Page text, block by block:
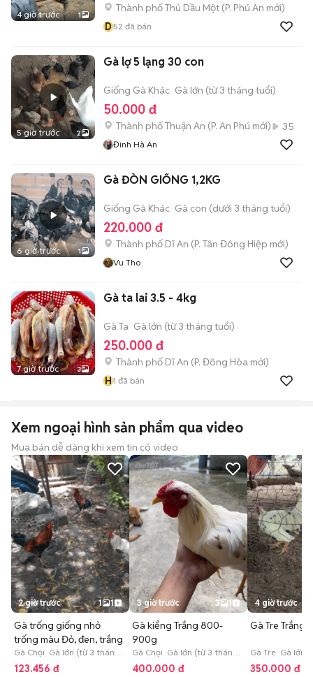
4 giờ trước 1
Thành phố Thủ Dầu Một (P. Phú An mới)
D52 đã bán
5 giờ trước 2
Gà lợ 5 lạng 30 con
Giống Gà Khác Gà lớn (từ 3 tháng tuổi)
50.000 đ
Thành phố Thuận An (P. An Phú mới) 35
Đinh Hà An
6 giờ trước 1
Gà ĐÒN GIỐNG 1,2KG
Giống Gà Khác Gà con (dưới 3 tháng tuổi)
220.000 đ
Thành phố Dĩ An (P. Tân Đông Hiệp mới)
Vu Tho
7 giờ trước 3
Gà ta lai 3.5 - 4kg
Gà Ta Gà lớn (từ 3 tháng tuổi)
250.000 đ
Thành phố Dĩ An (P. Đông Hòa mới)
H1 đã bán
Xem ngoại hình sản phẩm qua video
Mua bán dễ dàng khi xem tin có video
2 giờ trước 1 1
Gà trống giống nhỏ
trống màu Đỏ, đen, trắng
Gà Chọi Gà lớn (từ 3 tháng
tuổi)
123.456 đ
3 giờ trước 3 1
Gà kiểng Trắng 800-
900g
Gà Chọi Gà lớn (từ 3 tháng
tuổi)
400.000 đ
4 giờ trước
Gà Tre Trắng
Gà Tre Gà lớn
tuổi)
350.000 đ